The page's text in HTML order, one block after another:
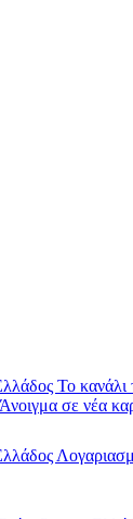
Το κανάλι
Άνοιγμα σε νέα